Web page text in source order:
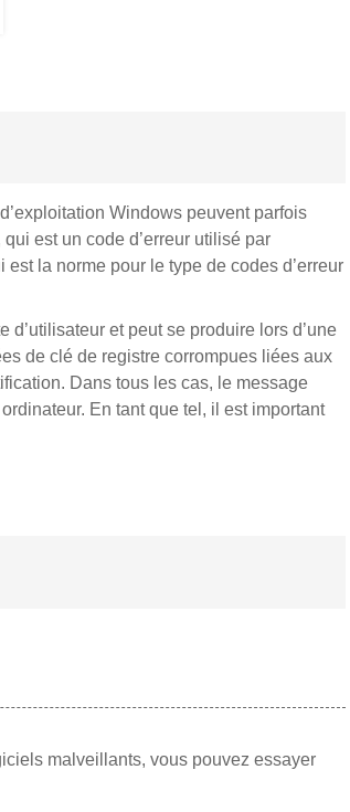
Windows peuvent parfois
est un code d’erreur utilisé par
la norme pour le type de codes d’erreur
et peut se produire lors d’une
de clé de registre corrompues liées aux
Dans tous les cas, le message
En tant que tel, il est important
malveillants, vous pouvez essayer